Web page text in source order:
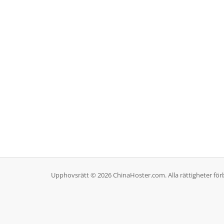
Upphovsrätt © 2026 ChinaHoster.com. Alla rättigheter